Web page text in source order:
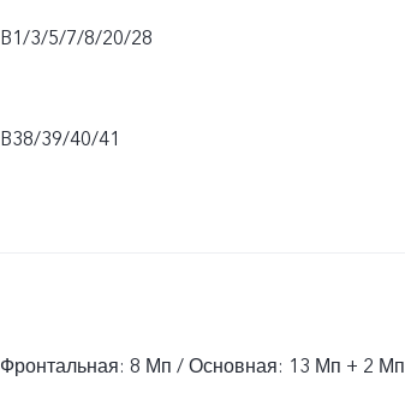
B1/3/5/7/8/20/28
B38/39/40/41
Фронтальная: 8 Мп / Основная: 13 Мп + 2 Мп